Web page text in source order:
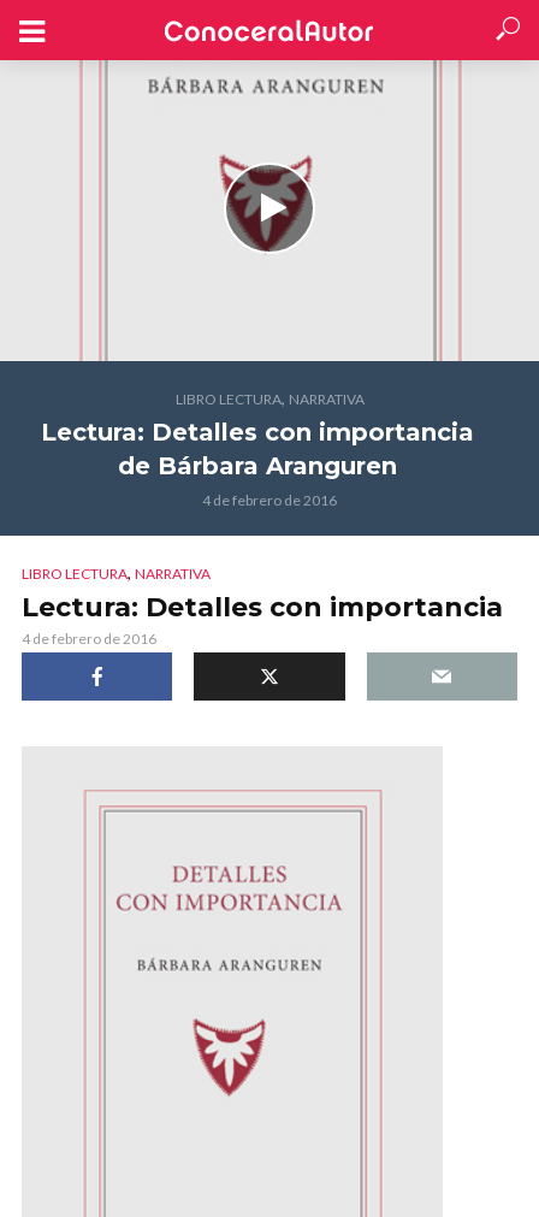
LIBRO LECTURA, NARRATIVA
Lectura: Detalles con importancia
de Bárbara Aranguren
4 de febrero de 2016
LIBRO LECTURA, NARRATIVA
Lectura: Detalles con importancia
4 de febrero de 2016